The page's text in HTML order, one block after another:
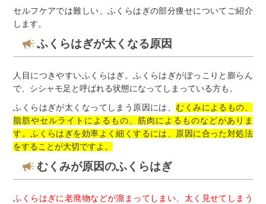
セルフケアでは難しい、ふくらはぎの部分痩せについてご紹介
します。
ふくらはぎが太くなる原因
人目につきやすいふくらはぎ。ふくらはぎがぽっこりと膨らん
で、シシャモ足と呼ばれる状態になってしまっている方も。
ふくらはぎが太くなってしまう原因には、むくみによるもの、
脂肪やセルライトによるもの、筋肉によるものなどがありま
す。ふくらはぎを効率よく細くするには、原因に合った対処法
をすることが大切ですよ。
むくみが原因のふくらはぎ
ふくらはぎに老廃物などが溜まってしまい、太く見せてしまう